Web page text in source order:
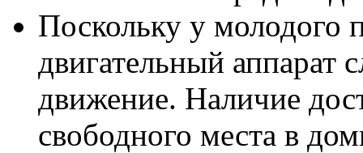
Поскольку у молодого
двигательный аппарат
движение. Наличие
свободного места в